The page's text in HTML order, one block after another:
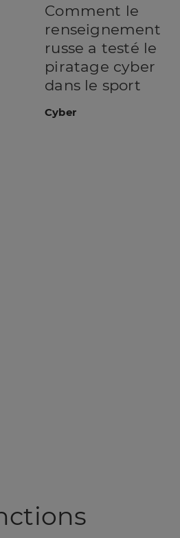
Comment le
renseignement
russe a testé le
piratage cyber
dans le sport
Cyber